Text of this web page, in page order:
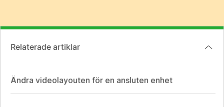
Relaterade artiklar
Ändra videolayouten för en ansluten enhet